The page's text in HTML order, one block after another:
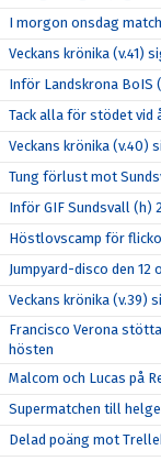
I morgon onsdag
Veckans krönika (v.41)
Inför Landskrona BoIS
Tack alla för stödet vid
Veckans krönika (v.40)
Tung förlust mot
Inför GIF Sundsvall (h)
Höstlovscamp för
Jumpyard-disco den 12
Veckans krönika (v.39)
Francisco Verona
hösten
Malcom och Lucas på
Supermatchen till
Delad poäng mot